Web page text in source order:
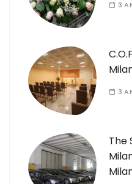
3
3
The